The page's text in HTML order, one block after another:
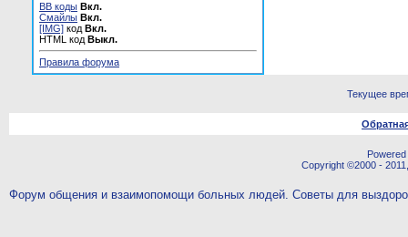
BB коды Вкл.
Смайлы Вкл.
[IMG] код Вкл.
HTML код Выкл.
Правила форума
Текущее
Copyright ©2000 -
Форум общения и взаимопомощи больных людей. Советы для